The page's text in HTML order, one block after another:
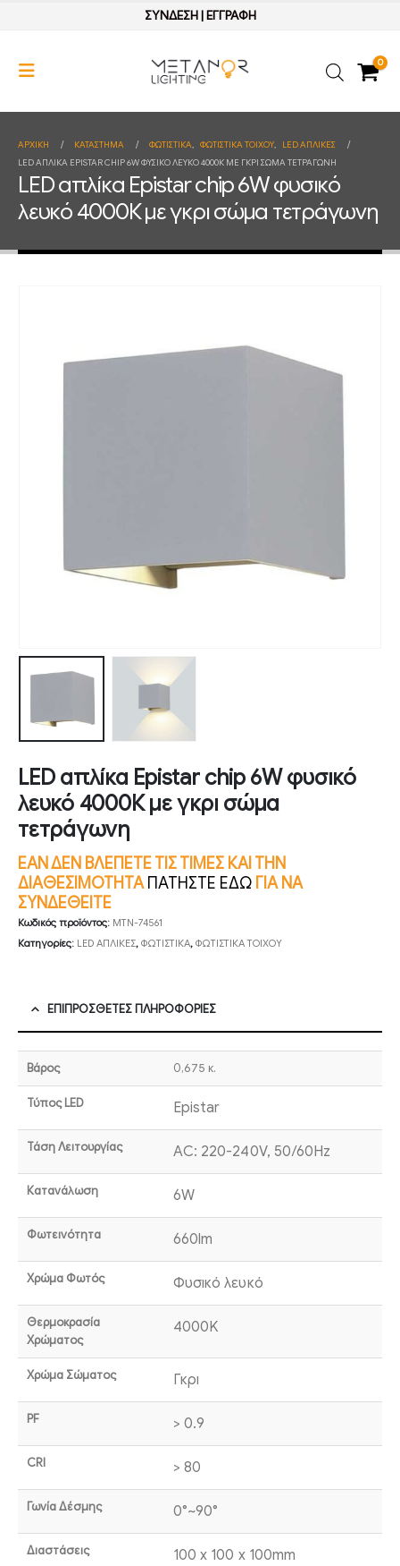
ΣΥΝΔΕΣΗ| ΕΓΓΡΑΦΗ
0
ΑΡΧΙΚΉ ΚΑΤΆΣΤΗΜΑ ΦΩΤΙΣΤΙΚΑ, ΦΩΤΙΣΤΙΚΑ ΤΟΙΧΟΥ,
LED ΑΠΛΙΚΕΣ
LED ΑΠΛΊΚΑ EPISTAR CHIP 6W ΦΥΣΙΚΌ ΛΕΥΚΌ 4000Κ ΜΕ ΓΚΡΙ ΣΏΜΑ ΤΕΤΡΆΓΩΝΗ
LED απλίκα Epistar chip 6W φυσικό
λευκό 4000Κ με γκρι σώμα τετράγωνη
LED απλίκα Epistar chip 6W φυσικό
λευκό 4000Κ με γκρι σώμα
τετράγωνη
ΕΑΝ ΔΕΝ ΒΛΕΠΕΤΕ ΤΙΣ ΤΙΜΕΣ ΚΑΙ ΤΗΝ
ΔΙΑΘΕΣΙΜΟΤΗΤΑ ΠΑΤΗΣΤΕ ΕΔΩ ΓΙΑ ΝΑ
ΣΥΝΔΕΘΕΙΤΕ
Κωδικός προϊόντος: MTN-74561
Κατηγορίες: LED ΑΠΛΙΚΕΣ, ΦΩΤΙΣΤΙΚΑ, ΦΩΤΙΣΤΙΚΑ ΤΟΙΧΟΥ
ΕΠΙΠΡΌΣΘΕΤΕΣ ΠΛΗΡΟΦΟΡΊΕΣ
Βάρος 0,675 κ.
Τύπος LED Epistar
Τάση Λειτουργίας AC: 220-240V, 50/60Hz
Κατανάλωση 6W
Φωτεινότητα 660lm
Χρώμα Φωτός Φυσικό λευκό
Θερμοκρασία
Χρώματος
4000K
Χρώμα Σώματος Γκρι
PF > 0.9
CRI > 80
Γωνία Δέσμης 0°~90°
Διαστάσεις 100 x 100 x 100mm